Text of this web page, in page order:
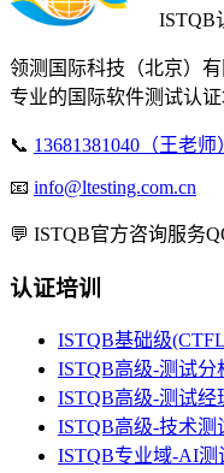
ISTQB
领测国际科技（北京）
专业的国际软件测试认证
📞 13681381040（王老师
📧 info@ltesting.com.cn
💬 ISTQB官方咨询服务
认证培训
ISTQB基础级
ISTQB高级-测试分
ISTQB高级-测试经
ISTQB高级-技术测
ISTQB专业域-AI测